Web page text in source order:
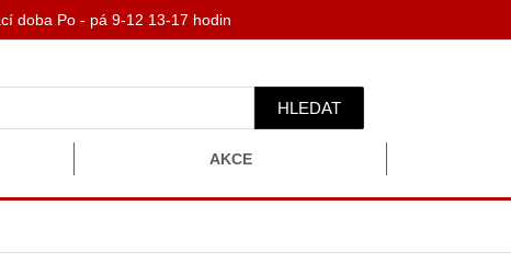
AKCE
Po - pá 9-12 13-17 hodin
HLEDAT